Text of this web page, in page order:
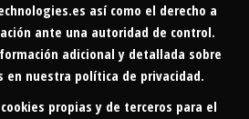
así como el derecho a
ante una autoridad de control.
adicional y detallada sobre
en nuestra política de privacidad.
propias y de terceros para el